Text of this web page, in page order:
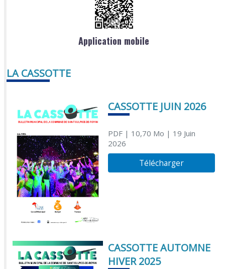
Application mobile
LA CASSOTTE
CASSOTTE JUIN 2026
PDF| 10,70 Mo | 19 Juin
2026
Télécharger
CASSOTTE AUTOMNE
HIVER 2025